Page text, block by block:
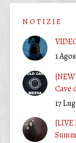
N O T I Z I E
1
Cave
17
[LIVE